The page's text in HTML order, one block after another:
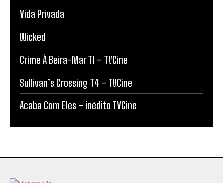
Vida Privada
Wicked
Crime À Beira-Mar T1 – TVCine
Sullivan’s Crossing T4 – TVCine
Acaba Com Eles – inédito TVCine